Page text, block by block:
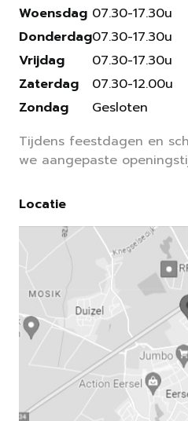
Woensdag
Donderdag
Vrijdag
Zaterdag
Zondag
07.30-17.30u
07.30-17.30u
07.30-17.30u
07.30-12.00u
Gesloten
Tijdens feestdagen en
we aangepaste
Locatie